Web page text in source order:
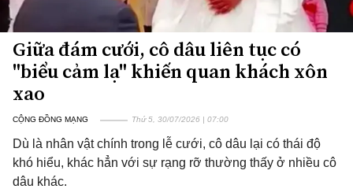
Giữa đám cưới, cô dâu liên tục có
"biểu cảm lạ" khiến quan khách xôn
xao
CỘNG ĐỒNG MẠNG Thứ 5, 30/07/2026 | 07:00
Dù là nhân vật chính trong lễ cưới, cô dâu lại có thái độ
khó hiểu, khác hẳn với sự rạng rỡ thường thấy ở nhiều cô
dâu khác.